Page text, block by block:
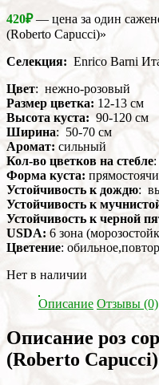
420₽— цена за один
(Roberto Capucci)»
Селекция: Enrico Barni
Цвет: нежно-розовый
Размер цветка: 12-13 см
Высота куста: 90-120 см
Ширина: 50-70 см
Аромат: сильный
Кол-во цветков на стебле
Форма куста:
Устойчивость к дождю:
Устойчивость к
Устойчивость к черной
USDA: 6 зона
Цветение:
Нет в наличии
Описание Отзывы (0)
Описание роз
(Roberto